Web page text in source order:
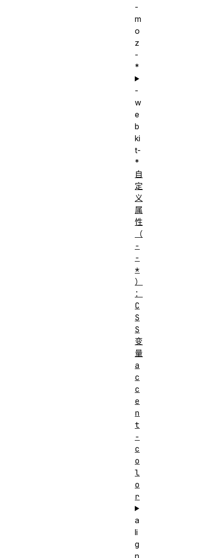
-
m
o
z
-
*
-
w
e
b
ki
t-
*
自
定
义
属
性
（
-
-
*
）
：
C
S
S
变
量
a
c
c
e
n
t
-
c
o
l
o
r
a
li
g
n